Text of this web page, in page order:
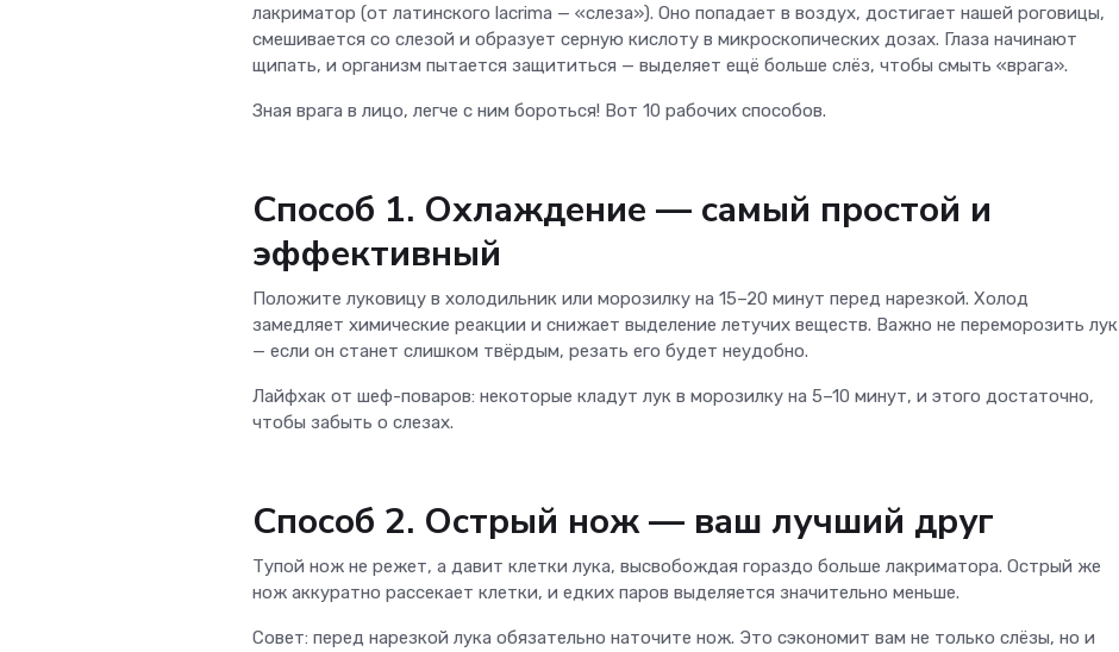
лакриматор (от латинского lacrima — «слеза»). Оно попадает в воздух, достигает нашей роговицы,
смешивается со слезой и образует серную кислоту в микроскопических дозах. Глаза начинают
щипать, и организм пытается защититься — выделяет ещё больше слёз, чтобы смыть «врага».
Зная врага в лицо, легче с ним бороться! Вот 10 рабочих способов.
Способ 1. Охлаждение — самый простой и
эффективный
Положите луковицу в холодильник или морозилку на 15–20 минут перед нарезкой. Холод
замедляет химические реакции и снижает выделение летучих веществ. Важно не переморозить лук
— если он станет слишком твёрдым, резать его будет неудобно.
Лайфхак от шеф-поваров: некоторые кладут лук в морозилку на 5–10 минут, и этого достаточно,
чтобы забыть о слезах.
Способ 2. Острый нож — ваш лучший друг
Тупой нож не режет, а давит клетки лука, высвобождая гораздо больше лакриматора. Острый же
нож аккуратно рассекает клетки, и едких паров выделяется значительно меньше.
Совет: перед нарезкой лука обязательно наточите нож. Это сэкономит вам не только слёзы, но и